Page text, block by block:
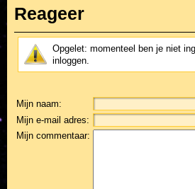
Reageer
Opgelet: momenteel ben je niet
inloggen.
Mijn naam:
Mijn e-mail adres:
Mijn commentaar: